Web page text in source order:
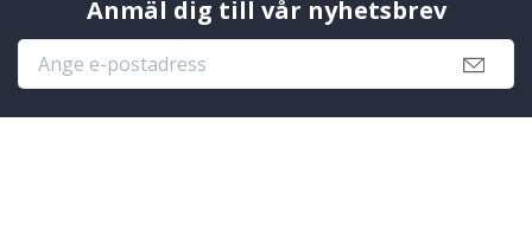
Anmäl dig till vår nyhetsbrev